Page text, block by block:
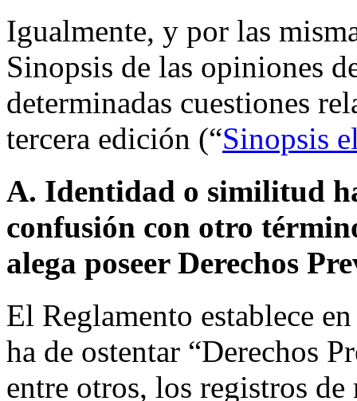
Igualmente, y por las
Sinopsis de las opiniones
determinadas cuestiones
tercera edición (“Sinopsis
A. Identidad o similitud
confusión con otro
alega poseer Derechos
El Reglamento establece
ha de ostentar “Derechos
entre otros, los registros de